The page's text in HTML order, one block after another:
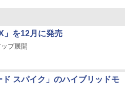
」を12月に発売
プ展開
スパイク」のハイブリッドモ